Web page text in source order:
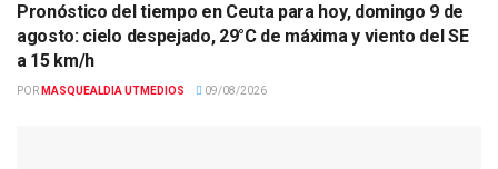
Pronóstico del tiempo en Ceuta para hoy, domingo 9 de
agosto: cielo despejado, 29°C de máxima y viento del SE
a 15 km/h
POR MASQUEALDIA UTMEDIOS 09/08/2026